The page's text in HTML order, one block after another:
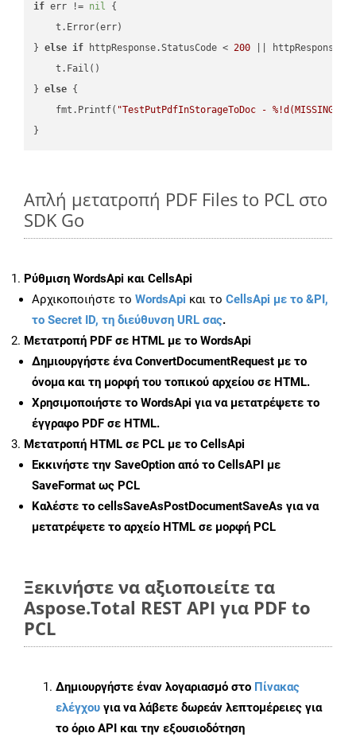
if err != nil {
    t.Error(err)
} else if httpResponse.StatusCode < 200 ||
    t.Fail()
} else {
    fmt.Printf(
"TestPutPdfInStorageToDoc - %!d(MISSING)\n"
Απλή μετατροπή PDF Files to PCL στο
SDK Go
Ρύθμιση WordsApi και CellsApi
Αρχικοποιήστε το WordsApi και το CellsApi με το &PI,
το Secret ID, τη διεύθυνση URL σας.
Μετατροπή PDF σε HTML με το WordsApi
Δημιουργήστε έναConvertDocumentRequest με το
όνομα και τη μορφή του τοπικού αρχείου σε HTML.
Χρησιμοποιήστε το WordsApi για να μετατρέψετε το
έγγραφο PDF σε HTML.
Μετατροπή HTML σε PCL με το CellsApi
Εκκινήστε την SaveOption από το CellsAPI με
SaveFormat ως PCL
Καλέστε το cellsSaveAsPostDocumentSaveAs για να
μετατρέψετε το αρχείο HTML σε μορφή PCL
Ξεκινήστε να αξιοποιείτε τα
Aspose.Total REST API για PDF to
PCL
Δημιουργήστε έναν λογαριασμό στο Πίνακας
ελέγχου για να λάβετε δωρεάν λεπτομέρειες για
το όριο API και την εξουσιοδότηση